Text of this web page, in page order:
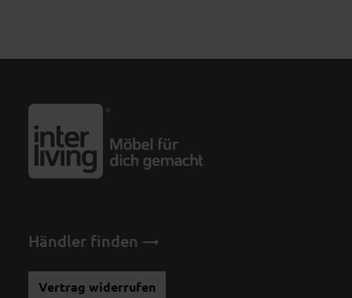
Händler finden
Vertrag widerrufen